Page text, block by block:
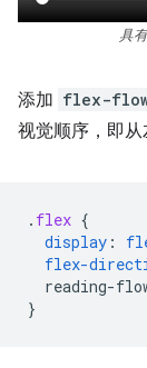
具
添加 flex-
视觉顺序，即从
. flex {
display :
flex-
reading-
}